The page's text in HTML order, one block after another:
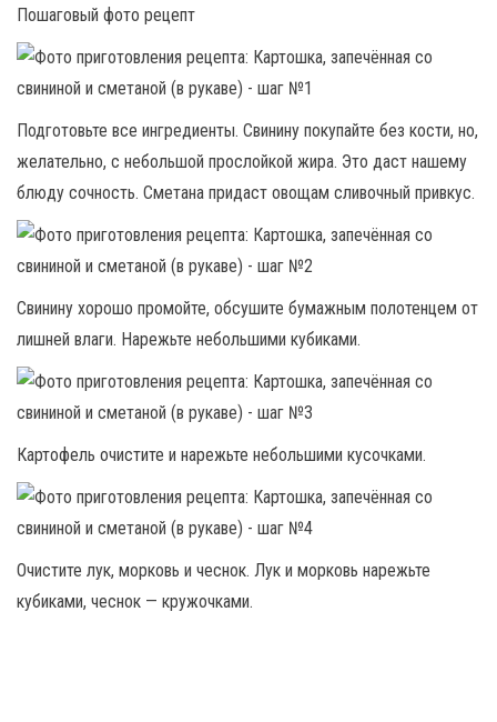
Пошаговый фото рецепт
Подготовьте все ингредиенты. Свинину покупайте без кости, но,
желательно, с небольшой прослойкой жира. Это даст нашему
блюду сочность. Сметана придаст овощам сливочный привкус.
Свинину хорошо промойте, обсушите бумажным полотенцем от
лишней влаги. Нарежьте небольшими кубиками.
Картофель очистите и нарежьте небольшими кусочками.
Очистите лук, морковь и чеснок. Лук и морковь нарежьте
кубиками, чеснок — кружочками.